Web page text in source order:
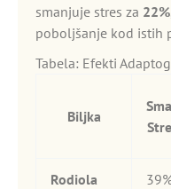
smanjuje stres za 22%
poboljšanje kod istih
Tabela: Efekti
Biljka
Rodiola